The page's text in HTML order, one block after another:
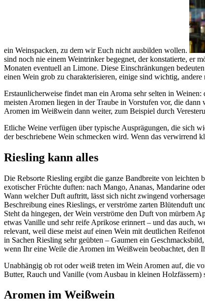
ein Weinspacken, zu dem wir Euch nicht ausbilden wollen.
sind noch nie einem Weintrinker begegnet, der konstatierte, er
Monaten eventuell an Limone. Diese Einschränkungen
einen Wein grob zu charakterisieren, einige sind wichtig, andere
Erstaunlicherweise findet man ein Aroma sehr selten in
meisten Aromen liegen in der Traube in Vorstufen vor, die
Aromen im Weißwein dann weiter, zum Beispiel durch
Etliche Weine verfügen über typische Ausprägungen, die sich
der beschriebene Wein schmecken wird. Wenn das verwirrend
Riesling kann alles
Die Rebsorte Riesling ergibt die ganze Bandbreite von
exotischer Früchte duften: nach Mango, Ananas, Mandarine
Wann welcher Duft auftritt, lässt sich nicht zwingend
Beschreibung eines Rieslings, er verströme zarten Blütenduft
Steht da hingegen, der Wein verströme den Duft von mürbem
etwas Vanille und sehr reife Aprikose erinnert – und das auch,
relevant, weil diese meist auf einen Wein mit deutlichen
in Sachen Riesling sehr geübten – Gaumen ein
wenn Ihr eine Weile die Aromen im Weißwein beobachtet, den
Unabhängig ob rot oder weiß treten im Wein Aromen auf, die
Butter, Rauch und Vanille (vom Ausbau in kleinen
Aromen im Weißwein